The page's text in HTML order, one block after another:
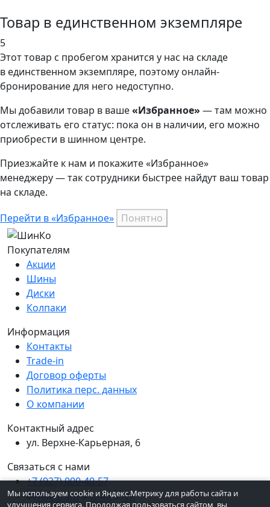
Товар в единственном экземпляре
5
Этот товар с пробегом хранится у нас на складе
в единственном экземпляре, поэтому онлайн-
бронирование для него недоступно.
Мы добавили товар в ваше«Избранное» — там можно
отслеживать его статус: пока он в наличии, его можно
приобрести в шинном центре.
Приезжайте к нам и покажите «Избранное»
менеджеру — так сотрудники быстрее найдут ваш товар
на складе.
Перейти в «Избранное» Понятно
Покупателям
Акции
Шины
Диски
Колпаки
Информация
Контакты
Trade-in
Договор оферты
Политика перс. данных
О компании
Контактный адрес
ул. Верхне-Карьерная, 6
Связаться с нами
+7 (927) 000-40-57
Мы используем cookie и Яндекс.Метрику для работы сайта и
улучшения сервиса. Продолжая пользоваться сайтом, вы